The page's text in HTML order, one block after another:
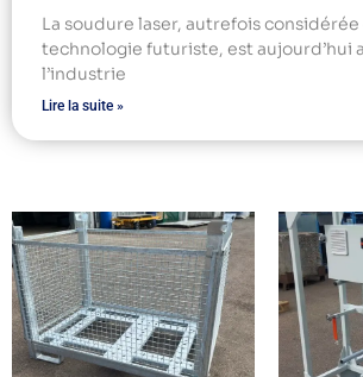
La soudure laser, autrefois
technologie futuriste, est aujourd’hui
l’industrie
Lire la suite »